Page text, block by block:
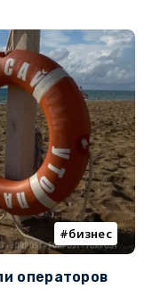
бизнес
операторов